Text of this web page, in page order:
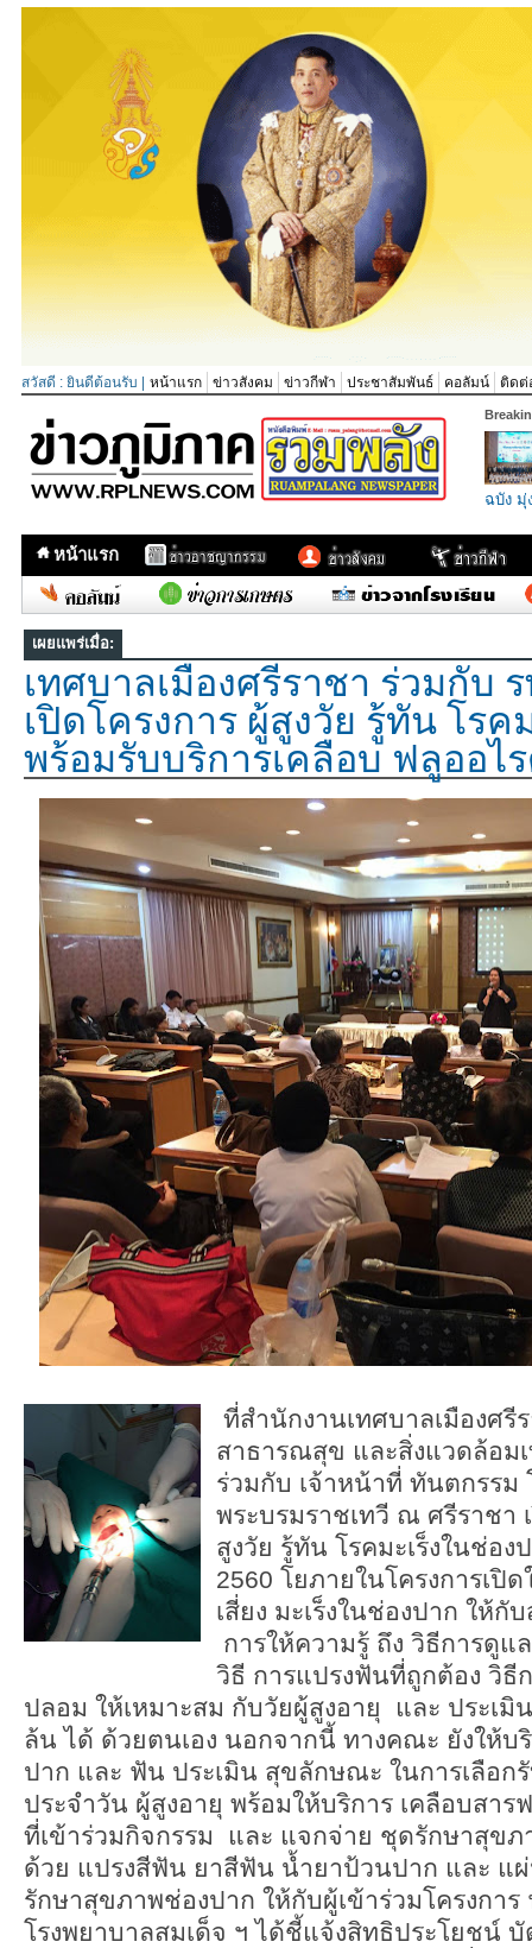
สวัสดี : ยินดีต้อนรับ | หน้าแรก ข่าวสังคม ข่าวกีฬา ประชาสัมพันธ์ คอลัมน์ ติดต่
ฉบัง มุ่
หน้าแรก
เผยแพร่เมื่อ:
เทศบาลเมืองศรีราชา ร่วมกับ
เปิดโครงการ ผู้สูงวัย รู้ทัน โรค
พร้อมรับบริการเคลือบ ฟลูออไ
ที่สำนักงานเทศบาลเมืองศรี
สาธารณสุข และสิ่งแวดล้อม
ร่วมกับ เจ้าหน้าที่ ทันตกรรม
พระบรมราชเทวี ณ ศรีราชา
สูงวัย รู้ทัน โรคมะเร็งในช่อ
2560 โยภายในโครงการเปิ
เสี่ยง มะเร็งในช่องปาก ให้
การให้ความรู้ ถึง วิธีการดู
วิธี การแปรงฟันที่ถูกต้อง วิธี
ปลอม ให้เหมาะสม กับวัยผู้สูงอายุ และ ประเมิน
ล้น ได้ ด้วยตนเอง นอกจากนี้ ทางคณะ ยังให้บ
ปาก และ ฟัน ประเมิน สุขลักษณะ ในการเลือก
ประจำวัน ผู้สูงอายุ พร้อมให้บริการ เคลือบสา
ที่เข้าร่วมกิจกรรม และ แจกจ่าย ชุดรักษาสุข
ด้วย แปรงสีฟัน ยาสีฟัน น้ำยาป้วนปาก และ แ
รักษาสุขภาพช่องปาก ให้กับผู้เข้าร่วมโครงการ
โรงพยาบาลสมเด็จ ฯ ได้ชี้แจ้งสิทธิประโยชน์